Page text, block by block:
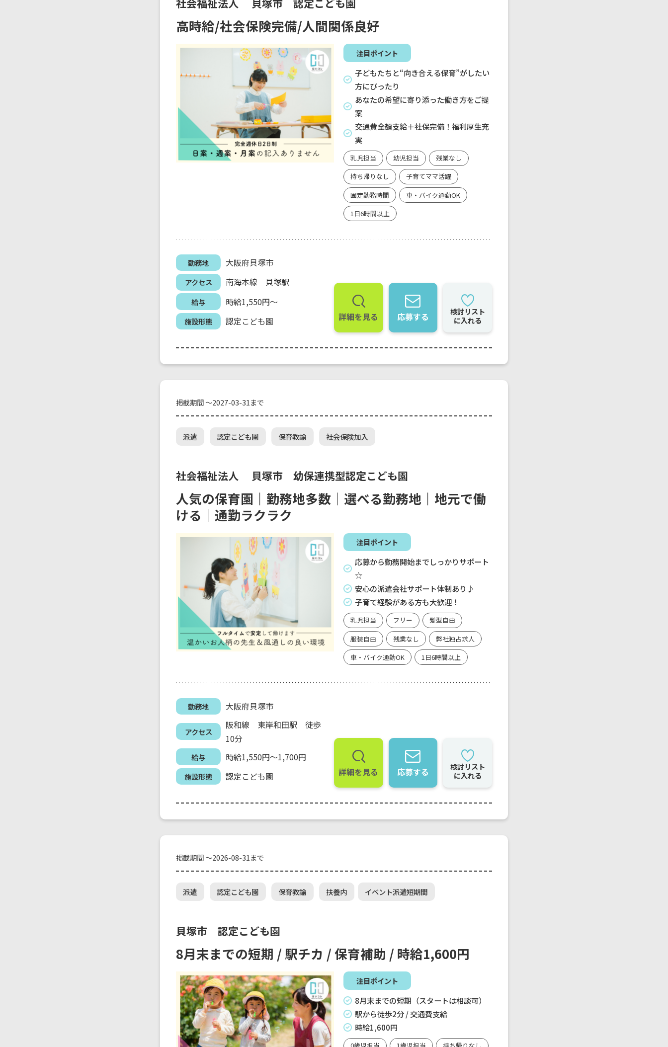
高時給/社会保険完備/人間関係良好
注目ポイント
子どもたちと“向き合える保育”がしたい
方にぴったり
あなたの希望に寄り添った働き方をご提
案
交通費全額支給＋社保完備！福利厚生充
実
乳児担当 幼児担当
残業なし
持ち帰りなし
子育てママ活躍
固定勤務時間
車・バイク通勤OK
1日6時間以上
勤務地 大阪府貝塚市
アクセス 南海本線 貝塚駅
給与 時給1,550円～
施設形態 認定こども園 詳細を見る 応募する
検討リスト
に入れる
掲載期間 ～2027-03-31まで
派遣 認定こども園 保育教諭 社会保険加入
社会福祉法人 貝塚市 幼保連携型認定こども園
人気の保育園｜勤務地多数｜選べる勤務地｜地元で働
ける｜通勤ラクラク
注目ポイント
応募から勤務開始までしっかりサポート
☆
安心の派遣会社サポート体制あり♪
子育て経験がある方も大歓迎！
乳児担当 フリー
髪型自由
服装自由
残業なし
弊社独占求人
車・バイク通勤OK
1日6時間以上
勤務地 大阪府貝塚市
アクセス
阪和線 東岸和田駅 徒歩
10分
給与 時給1,550円～1,700円
施設形態 認定こども園 詳細を見る 応募する
検討リスト
に入れる
掲載期間 ～2026-08-31まで
派遣 認定こども園 保育教諭 扶養内 イベント派遣短期間
貝塚市 認定こども園
8月末までの短期 / 駅チカ / 保育補助 / 時給1,600円
注目ポイント
8月末までの短期（スタートは相談可）
駅から徒歩2分 / 交通費支給
時給1,600円